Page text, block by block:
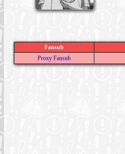
Fansub
Proxy Fansub